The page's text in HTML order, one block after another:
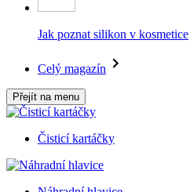
Jak poznat silikon v kosmetice
Celý magazín
Přejít na menu
Čisticí kartáčky